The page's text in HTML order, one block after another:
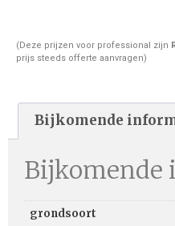
(Deze prijzen voor professional zijn
prijs steeds offerte aanvragen)
Bijkomende
Bijkomende
grondsoort